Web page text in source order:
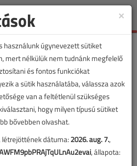
Toggle
×
használunk úgynevezett sütiket
mert nélkülük nem tudnánk megfelelő
és fontos funkciókat
a sütik használatába, válassza azok
van a feltétlenül szükséges
hogy milyen típusú sütiket
bővebben olvashat.
létrejöttének dátuma:2026. aug. 7.,
, állapota: